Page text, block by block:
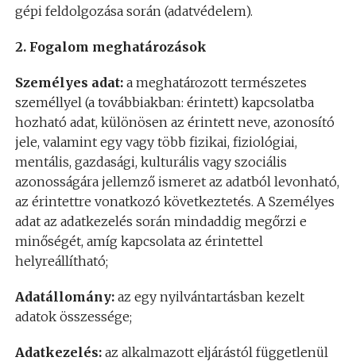
gépi feldolgozása során (adatvédelem).
2. Fogalom meghatározások
Személyes adat:a meghatározott természetes
személlyel (a továbbiakban: érintett) kapcsolatba
hozható adat, különösen az érintett neve, azonosító
jele, valamint egy vagy több fizikai, fiziológiai,
mentális, gazdasági, kulturális vagy szociális
azonosságára jellemző ismeret az adatból levonható,
az érintettre vonatkozó következtetés. A Személyes
adat az adatkezelés során mindaddig megőrzi e
minőségét, amíg kapcsolata az érintettel
helyreállítható;
Adatállomány:az egy nyilvántartásban kezelt
adatok összessége;
Adatkezelés:az alkalmazott eljárástól függetlenül